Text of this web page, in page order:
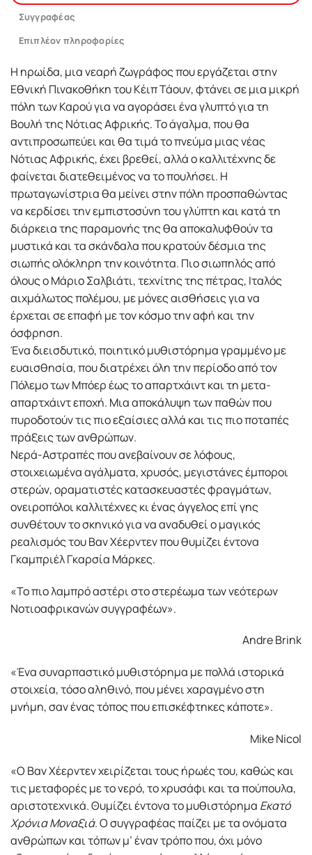
Συγγραφέας
Επιπλέον πληροφορίες
Η ηρωίδα, μια νεαρή ζωγράφος που εργάζεται στην
Εθνική Πινακοθήκη του Κέιπ Τάουν, φτάνει σε μια μικρή
πόλη των Καρού για να αγοράσει ένα γλυπτό για τη
Βουλή της Νότιας Αφρικής. Το άγαλμα, που θα
αντιπροσωπεύει και θα τιμά το πνεύμα μιας νέας
Νότιας Αφρικής, έχει βρεθεί, αλλά ο καλλιτέχνης δε
φαίνεται διατεθειμένος να το πουλήσει. Η
πρωταγωνίστρια θα μείνει στην πόλη προσπαθώντας
να κερδίσει την εμπιστοσύνη του γλύπτη και κατά τη
διάρκεια της παραμονής της θα αποκαλυφθούν τα
μυστικά και τα σκάνδαλα που κρατούν δέσμια της
σιωπής ολόκληρη την κοινότητα. Πιο σιωπηλός από
όλους ο Μάριο Σαλβιάτι, τεχνίτης της πέτρας, Ιταλός
αιχμάλωτος πολέμου, με μόνες αισθήσεις για να
έρχεται σε επαφή με τον κόσμο την αφή και την
όσφρηση.
Ένα διεισδυτικό, ποιητικό μυθιστόρημα γραμμένο με
ευαισθησία, που διατρέχει όλη την περίοδο από τον
Πόλεμο των Μπόερ έως το απαρτχάιντ και τη μετα-
απαρτχάιντ εποχή. Μια αποκάλυψη των παθών που
πυροδοτούν τις πιο εξαίσιες αλλά και τις πιο ποταπές
πράξεις των ανθρώπων.
Νερά-Αστραπές που ανεβαίνουν σε λόφους,
στοιχειωμένα αγάλματα, χρυσός, μεγιστάνες έμποροι
στερών, οραματιστές κατασκευαστές φραγμάτων,
ονειροπόλοι καλλιτέχνες κι ένας άγγελος επί γης
συνθέτουν το σκηνικό για να αναδυθεί ο μαγικός
ρεαλισμός του Βαν Χέερντεν που θυμίζει έντονα
Γκαμπριέλ Γκαρσία Μάρκες.
«Το πιο λαμπρό αστέρι στο στερέωμα των νεότερων
Νοτιοαφρικανών συγγραφέων».
Andre Brink
«Ένα συναρπαστικό μυθιστόρημα με πολλά ιστορικά
στοιχεία, τόσο αληθινό, που μένει χαραγμένο στη
μνήμη, σαν ένας τόπος που επισκέφτηκες κάποτε».
Mike Nicol
«Ο Βαν Χέερντεν χειρίζεται τους ήρωές του, καθώς και
τις μεταφορές με το νερό, το χρυσάφι και τα πούπουλα,
αριστοτεχνικά. Θυμίζει έντονα το μυθιστόρημα Εκατό
Χρόνια Μοναξιά. Ο συγγραφέας παίζει με τα ονόματα
ανθρώπων και τόπων μ’ έναν τρόπο που, όχι μόνο